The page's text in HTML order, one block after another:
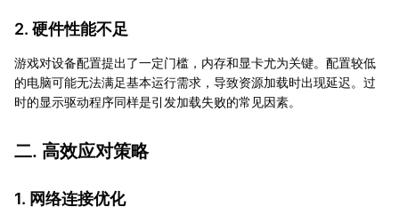
2. 硬件性能不足
游戏对设备配置提出了一定门槛，内存和显卡尤为关键。配置较低
的电脑可能无法满足基本运行需求，导致资源加载时出现延迟。过
时的显示驱动程序同样是引发加载失败的常见因素。
二. 高效应对策略
1. 网络连接优化